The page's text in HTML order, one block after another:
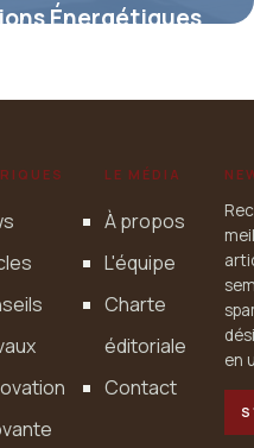
Énergétiques
LE MÉDIA
À propos
L'équipe
Charte
éditoriale
Contact
en